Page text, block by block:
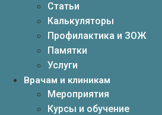
Статьи
Калькуляторы
Профилактика и ЗОЖ
Памятки
Услуги
Врачам и клиникам
Мероприятия
Курсы и обучение